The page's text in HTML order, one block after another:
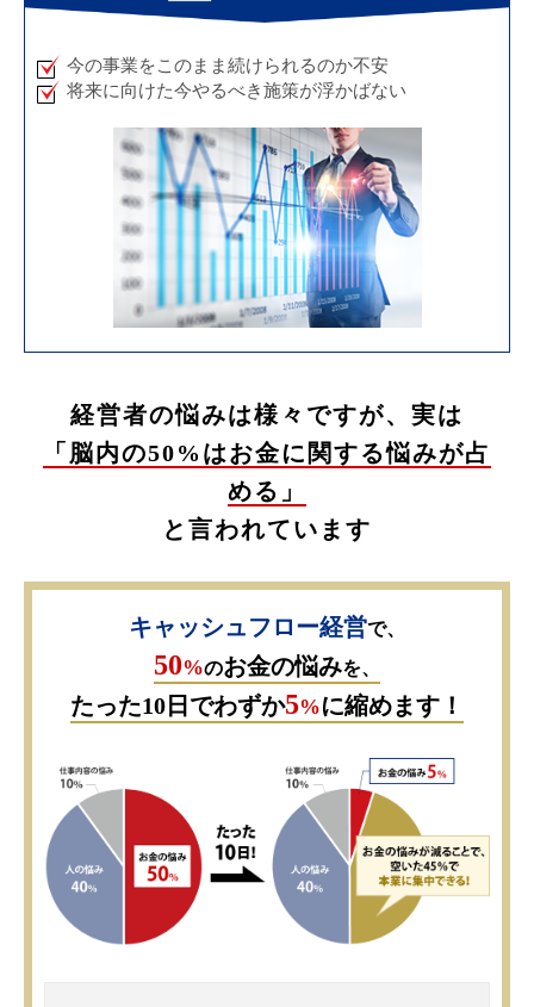
今の事業をこのまま続けられるのか不安
将来に向けた今やるべき施策が浮かばない
経営者の悩みは様々ですが、実は
「脳内の50%はお金に関する悩みが占
める」
と言われています
キャッシュフロー経営で、
50%のお金の悩みを、
たった10日でわずか5%に縮めます！